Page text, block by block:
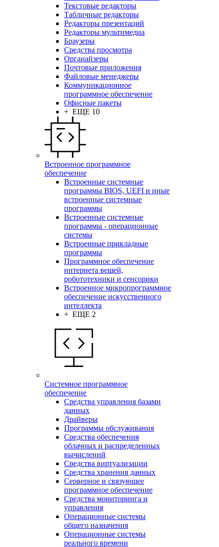
Текстовые редакторы
Табличные редакторы
Редакторы презентаций
Редакторы мультимедиа
Браузеры
Средства просмотра
Органайзеры
Почтовые приложения
Файловые менеджеры
Коммуникационное
программное обеспечение
Офисные пакеты
+ ЕЩЕ 10
Встроенное программное
обеспечение
Встроенные системные
программы BIOS, UEFI и иные
встроенные системные
программы
Встроенные системные
программы - операционные
системы
Встроенные прикладные
программы
Программное обеспечение
интернета вещей,
робототехники и сенсорики
Встроенное микропрограммное
обеспечение искусственного
интеллекта
+ ЕЩЕ 2
Системное программное
обеспечение
Средства управления базами
данных
Драйверы
Программы обслуживания
Средства обеспечения
облачных и распределенных
вычислений
Средства виртуализации
Средства хранения данных
Серверное и связующее
программное обеспечение
Средства мониторинга и
управления
Операционные системы
общего назначения
Операционные системы
реального времени